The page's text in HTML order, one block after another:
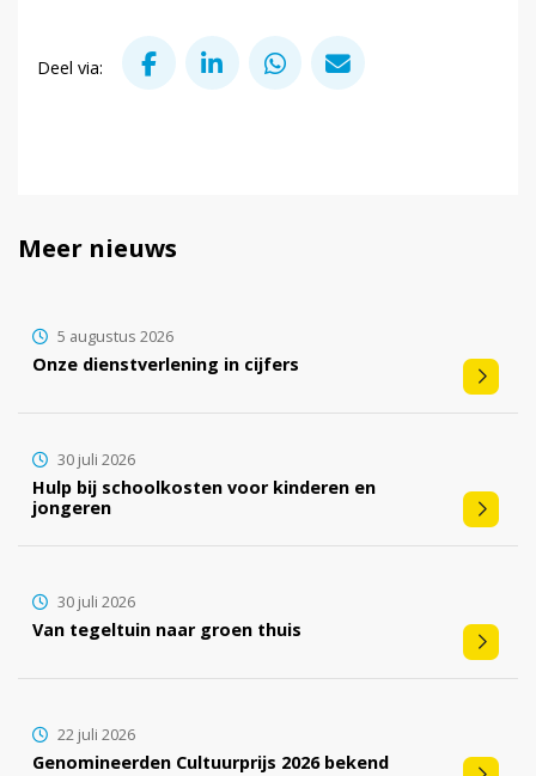
Deel via:
Deel via Facebook
Deel via LinkedInDeel via WhatsApp
Meer nieuws
Onze dienstverlening in cijfers
5 augustus 2026
Hulp bij schoolkosten voor kinderen en
jongeren
30 juli 2026
Van tegeltuin naar groen thuis
30 juli 2026
Genomineerden Cultuurprijs 2026 bekend
22 juli 2026